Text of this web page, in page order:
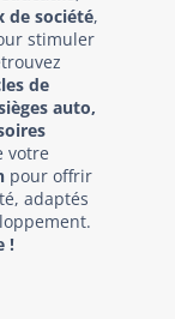
de société,
stimuler
de
auto,
votre
pour offrir
adaptés
!